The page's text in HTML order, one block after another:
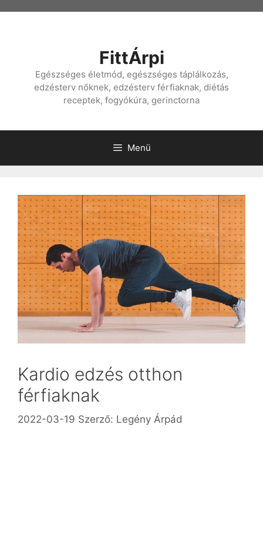
FittÁrpi
Egészséges életmód, egészséges táplálkozás,
edzésterv nőknek, edzésterv férfiaknak, diétás
receptek, fogyókúra, gerinctorna
Menü
Kardio edzés otthon
férfiaknak
2022-03-19 Szerző: Legény Árpád